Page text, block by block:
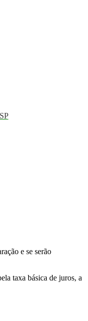
e se serão
taxa básica de juros, a